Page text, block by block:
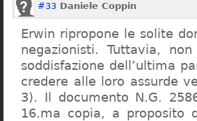
#33 Daniele Coppin
Erwin ripropone le solite
negazionisti. Tuttavia,
soddisfazione dell’ultima
credere alle loro assurde
3). Il documento N.G.
16.ma copia, a proposito